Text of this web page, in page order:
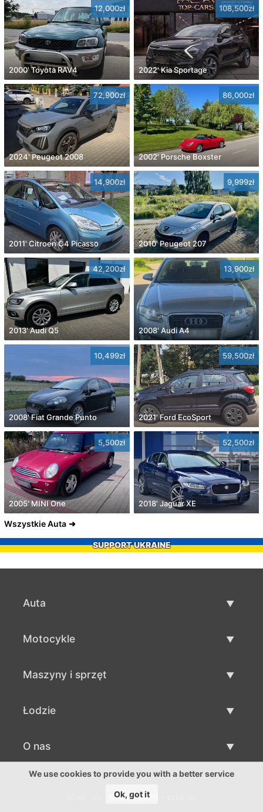
12,000zł
2000' Toyota RAV4
108,500zł
2022' Kia Sportage
72,900zł
2024' Peugeot 2008
86,000zł
2002' Porsche Boxster
14,900zł
2011' Citroen C4 Picasso
9,999zł
2010' Peugeot 207
42,200zł
2013' Audi Q5
13,900zł
2008' Audi A4
10,499zł
2008' Fiat Grande Punto
59,500zł
2021' Ford EcoSport
5,500zł
2005' MINI One
52,500zł
2018' Jaguar XE
Wszystkie Auta
SUPPORT UKRAINE
Auta
Motocykle
Maszyny i sprzęt
Łodzie
Sprzedaż łodzi
O nas
O nas
©2016-2026 - szbk.pl
We use cookies to provide you with a better service
Ok, got it